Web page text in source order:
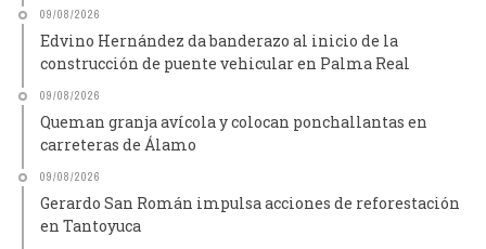
09/08/2026
Edvino Hernández da banderazo al inicio de la
construcción de puente vehicular en Palma Real
09/08/2026
Queman granja avícola y colocan ponchallantas en
carreteras de Álamo
09/08/2026
Gerardo San Román impulsa acciones de reforestación
en Tantoyuca